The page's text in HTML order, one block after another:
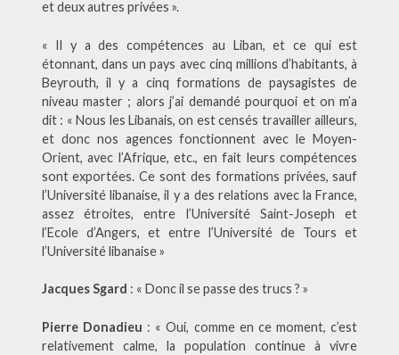
et deux autres privées ».
« Il y a des compétences au Liban, et ce qui est
étonnant, dans un pays avec cinq millions d’habitants, à
Beyrouth, il y a cinq formations de paysagistes de
niveau master ; alors j’ai demandé pourquoi et on m’a
dit : « Nous les Libanais, on est censés travailler ailleurs,
et donc nos agences fonctionnent avec le Moyen-
Orient, avec l’Afrique, etc., en fait leurs compétences
sont exportées. Ce sont des formations privées, sauf
l’Université libanaise, il y a des relations avec la France,
assez étroites, entre l’Université Saint-Joseph et
l’Ecole d’Angers, et entre l’Université de Tours et
l’Université libanaise »
Jacques Sgard : « Donc il se passe des trucs ? »
Pierre Donadieu : « Oui, comme en ce moment, c’est
relativement calme, la population continue à vivre